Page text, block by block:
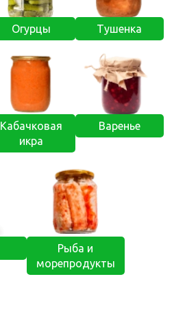
Огурцы Тушенка
Кабачковая
икра
Варенье
Рыба и
морепродукты